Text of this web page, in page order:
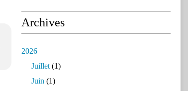
Archives
2026
Juillet (1)
Juin (1)